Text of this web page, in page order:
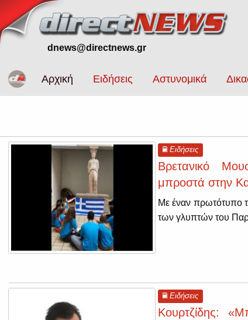
dnews@directnews.gr
Αρχική Ειδήσεις Αστυνομικά
Ειδήσεις
Βρετανικό
μπροστά στην
Με έναν πρωτότυπο
των γλυπτών του
Ειδήσεις
Κουρτζίδης: